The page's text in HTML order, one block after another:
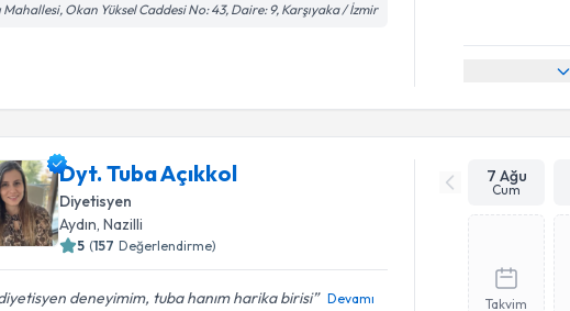
Mahallesi, Okan Yüksel Caddesi No: 43, Daire: 9, Karşıyaka / İzmir
Dyt. Tuba Açıkkol
Diyetisyen
Aydın , Nazilli
5 (157 Değerlendirme)
deneyimim, tuba hanım harika birisi Devamı
7 Ağu
Cum
Takvim